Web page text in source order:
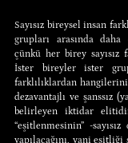
Sayısız bireysel insan
grupları arasında
çünkü her birey
İster bireyler ister
farklılıklardan
dezavantajlı ve şanssız
belirleyen iktidar
“eşitlenmesinin” -
yapılacağını, yani